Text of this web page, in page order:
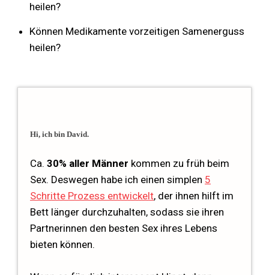
heilen?
Können Medikamente vorzeitigen Samenerguss
heilen?
Hi, ich bin David.
Ca. 30% aller Männer kommen zu früh beim
Sex. Deswegen habe ich einen simplen 5
Schritte Prozess entwickelt, der ihnen hilft im
Bett länger durchzuhalten, sodass sie ihren
Partnerinnen den besten Sex ihres Lebens
bieten können.